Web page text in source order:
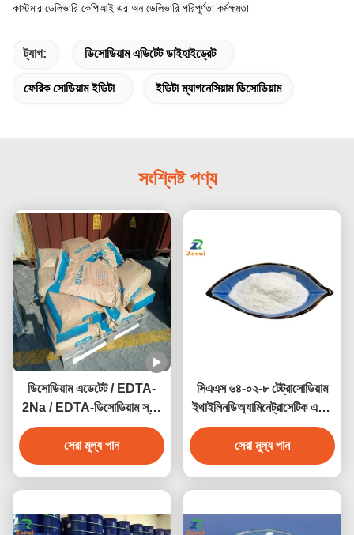
কাস্টমার ডেলিভারি কেপিআই এর অন ডেলিভারি পরিপূর্ণতা কর্মক্ষমতা
ট্যাগ: ডিসোডিয়াম এডিটেট ডাইহাইড্রেট
ফেরিক সোডিয়াম ইডিটা ইডিটা ম্যাগনেসিয়াম ডিসোডিয়াম
সংশ্লিষ্ট পণ্য
ডিসোডিয়াম এডেটেট / EDTA-
2Na / EDTA-ডিসোডিয়াম স্যাল্ট
ডাইহাইড্রেট CAS 6381-92-6
সেরা মূল্য পান
সিএএস ৬৪-০২-৮ টেট্রাসোডিয়াম
ইথাইলিনডিঅ্যামিনেট্রাসেটিক এসিড
EDTA-৪এনএ ট্রিলন বি কেলেটিং
এজেন্ট
সেরা মূল্য পান